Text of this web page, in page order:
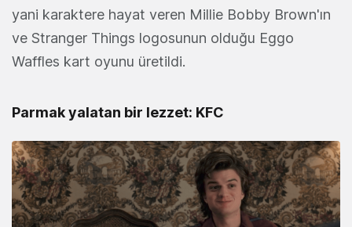
yani karaktere hayat veren Millie Bobby Brown'ın
ve Stranger Things logosunun olduğu Eggo
Waffles kart oyunu üretildi.
Parmak yalatan bir lezzet: KFC